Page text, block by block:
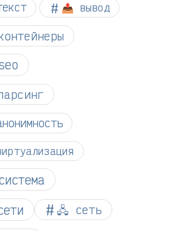
📤 вывод
🖧 сеть